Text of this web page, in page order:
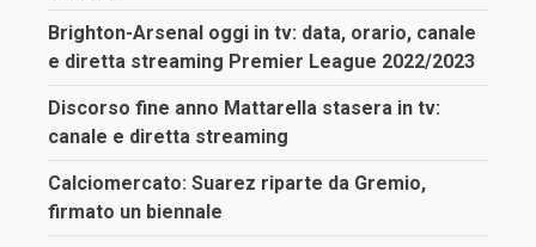
Brighton-Arsenal oggi in tv: data, orario, canale
e diretta streaming Premier League 2022/2023
Discorso fine anno Mattarella stasera in tv:
canale e diretta streaming
Calciomercato: Suarez riparte da Gremio,
firmato un biennale